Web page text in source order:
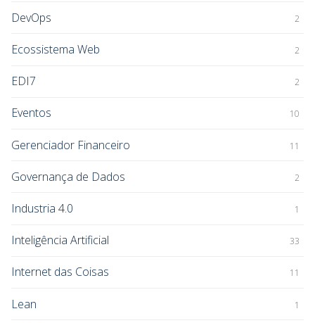
DevOps 2
Ecossistema Web 2
EDI7 2
Eventos 10
Gerenciador Financeiro 11
Governança de Dados 2
Industria 4.0 1
Inteligência Artificial 33
Internet das Coisas 11
Lean 1